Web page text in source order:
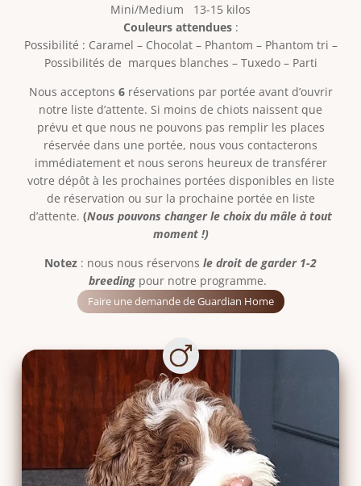
Mini/Medium 13-15 kilos
Couleurs attendues :
Possibilité : Caramel – Chocolat – Phantom – Phantom tri –
Possibilités de marques blanches – Tuxedo – Parti
Nous acceptons 6réservations par portée avant d’ouvrir
notre liste d’attente. Si moins de chiots naissent que
prévu et que nous ne pouvons pas remplir les places
réservée dans une portée, nous vous contacterons
immédiatement et nous serons heureux de transférer
votre dépôt à les prochaines portées disponibles en liste
de réservation ou sur la prochaine portée en liste
d’attente. (Nous pouvons changer le choix du mâle à tout
moment !)
Notez : nous nous réservons le droit de garder 1-2
breeding pour notre programme.
Faire une demande de Guardian Home